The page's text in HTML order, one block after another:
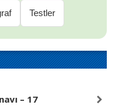
Testler
– 17